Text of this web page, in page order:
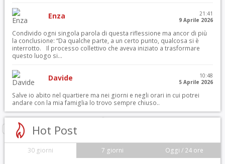
Enza
21:41
9 Aprile 2026
Condivido ogni singola parola di questa riflessione ma ancor di più
la conclusione: “Da qualche parte, a un certo punto, qualcosa si è
interrotto. Il processo collettivo che aveva iniziato a trasformare
questo luogo si...
Davide
10:48
5 Aprile 2026
Salve io abito nel quartiere ma nei giorni e negli orari in cui potrei
andare con la mia famiglia lo trovo sempre chiuso..
Hot Post
30 giorni 7 giorni Oggi / 24 ore